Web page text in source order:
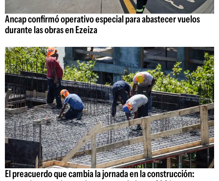
Ancap confirmó operativo especial para abastecer vuelos
durante las obras en Ezeiza
El preacuerdo que cambia la jornada en la construcción: